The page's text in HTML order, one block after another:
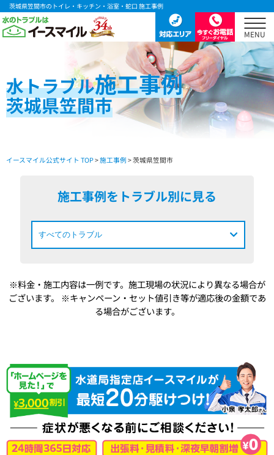
茨城県笠間市のトイレ・キッチン・浴室・蛇口 施工事例
水トラブル施工事例
茨城県笠間市
イースマイル公式サイト TOP>施工事例 > 茨城県笠間市
施工事例をトラブル別に見る
※料金・施工内容は一例です。施工現場の状況により異なる場合が
ございます。
※キャンペーン・セット値引き等が適応後の金額であ
る場合がございます。